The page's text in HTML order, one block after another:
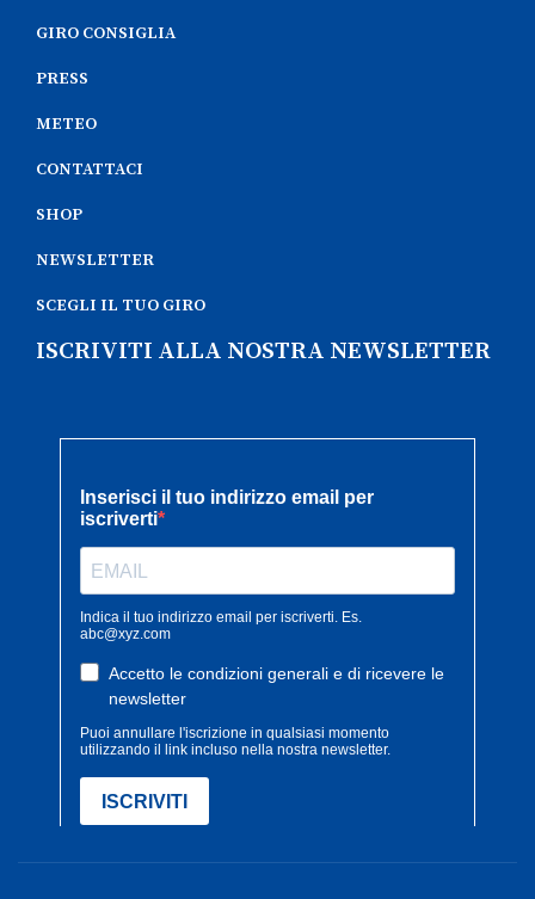
GIRO CONSIGLIA
PRESS
METEO
CONTATTACI
SHOP
NEWSLETTER
SCEGLI IL TUO GIRO
ISCRIVITI ALLA NOSTRA NEWSLETTER